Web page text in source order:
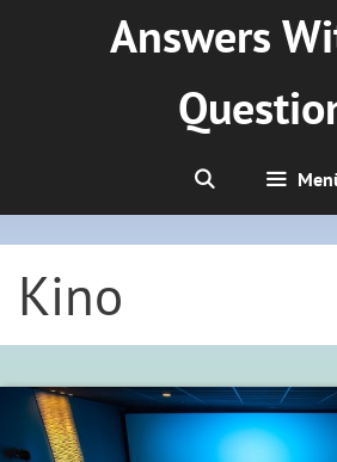
Answers
Kino